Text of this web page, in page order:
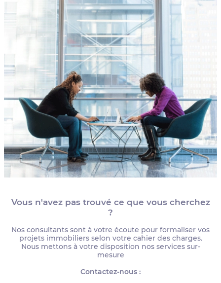
Vous n'avez pas trouvé ce que vous cherchez
?
Nos consultants sont à votre écoute pour formaliser vos
projets immobiliers selon votre cahier des charges.
Nous mettons à votre disposition nos services sur-
mesure
Contactez-nous :